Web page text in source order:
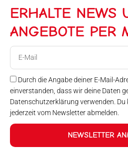
ERHALTE NEWS
ANGEBOTE PER
Durch die Angabe deiner E-Mail-
einverstanden, dass wir deine Daten
Datenschutzerklärung verwenden.
jederzeit vom Newsletter abmelden.
NEWSLETTER